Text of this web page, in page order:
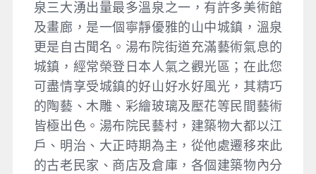
泉三大湧出量最多溫泉之一，有許多美術館
及畫廊，是一個寧靜優雅的山中城鎮，溫泉
更是自古聞名。湯布院街道充滿藝術氣息的
城鎮，經常榮登日本人氣之觀光區；在此您
可盡情享受城鎮的好山好水好風光，其精巧
的陶藝、木雕、彩繪玻璃及壓花等民間藝術
皆極出色。湯布院民藝村，建築物大都以江
戶、明治、大正時期為主，從他處遷移來此
的古老民家、商店及倉庫，各個建築物內分